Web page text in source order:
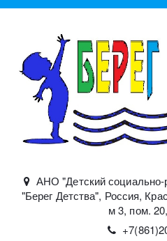
АНО "Детский
"Берег Детства", Россия,
м 3, пом. 20
+7(861)